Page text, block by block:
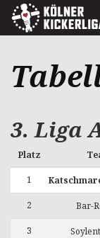
3. Liga
Platz
1
2 Bar-
3